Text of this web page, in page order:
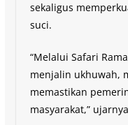
sekaligus
suci.
“Melalui Safari
menjalin ukhuwah,
memastikan
masyarakat,”